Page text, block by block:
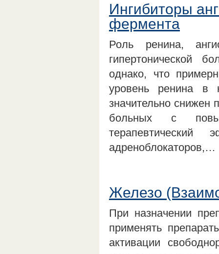
Ингибиторы
фермента
Роль ренина,
гипертонической
однако, что
уровень ренина
значительно снижен
больных с
адреноблокаторов,…
Железо
При назначении
применять
активации